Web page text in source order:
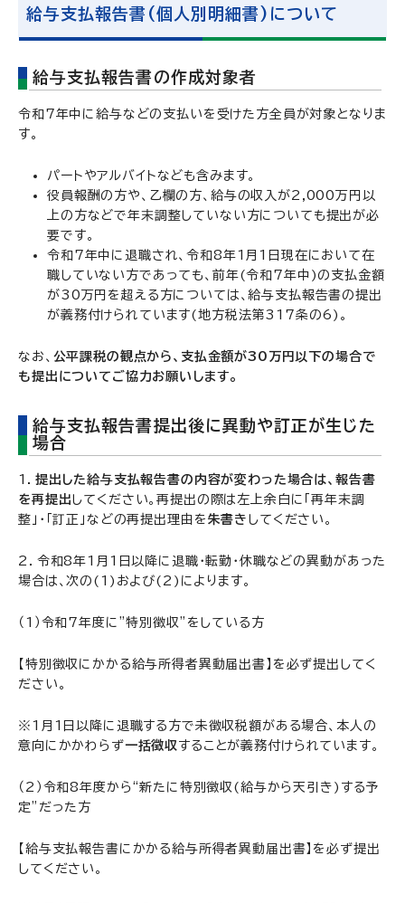
給与支払報告書(個人別明細書)について
給与支払報告書の作成対象者
令和7年中に給与などの支払いを受けた方全員が対象となりま
す。
パートやアルバイトなども含みます。
役員報酬の方や、乙欄の方、給与の収入が2,000万円以
上の方などで年末調整していない方についても提出が必
要です。
令和7年中に退職され、令和8年1月1日現在において在
職していない方であっても、前年(令和7年中)の支払金額
が30万円を超える方については、給与支払報告書の提出
が義務付けられています(地方税法第317条の6)。
なお、 公平課税の観点から、支払金額が30万円以下の場合で
も提出についてご協力お願いします。
給与支払報告書提出後に異動や訂正が生じた
場合
1． 提出した給与支払報告書の内容が変わった場合は、報告書
を再提出してください。再提出の際は左上余白に「再年末調
整」・「訂正」などの再提出理由を 朱書き してください。
2．令和8年1月1日以降に退職・転勤・休職などの異動があった
場合は、次の(1)および(2)によります。
（1）令和7年度に”特別徴収”をしている方
【特別徴収にかかる給与所得者異動届出書】を必ず提出してく
ださい。
※1月1日以降に退職する方で未徴収税額がある場合、本人の
意向にかかわらず一括徴収 することが義務付けられています。
（2）令和8年度から“新たに特別徴収(給与から天引き)する予
定”だった方
【給与支払報告書にかかる給与所得者異動届出書】を必ず提出
してください。